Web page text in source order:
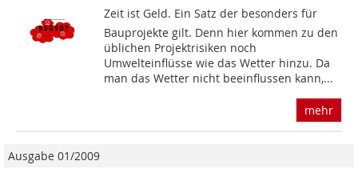
Zeit ist Geld. Ein Satz der besonders für
Bauprojekte gilt. Denn hier kommen zu den
üblichen Projektrisiken noch
Umwelteinflüsse wie das Wetter hinzu. Da
man das Wetter nicht beeinflussen kann,...
mehr
Ausgabe 01/2009